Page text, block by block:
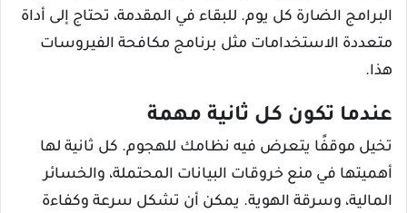
البرامج الضارة كل يوم. للبقاء في المقدمة، تحتاج إلى أداة
متعددة الاستخدامات مثل برنامج مكافحة الفيروسات
هذا.
عندما تكون كل ثانية مهمة
تخيل موقفًا يتعرض فيه نظامك للهجوم. كل ثانية لها
أهميتها في منع خروقات البيانات المحتملة، والخسائر
المالية، وسرقة الهوية. يمكن أن تشكل سرعة وكفاءة